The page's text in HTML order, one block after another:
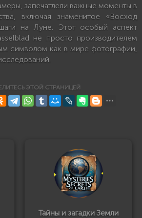
запечатлели важные моменты в
включая знаменитое «Восход
на Луне. Этот особый аспект
не просто производителем
символом как в мире фотографии,
ЭТОЙ СТРАНИЦЕЙ
Тайны и загадки Земли